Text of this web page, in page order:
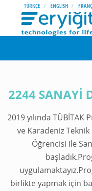
TÜRKÇE ENGLISH
2244 SANAYİ
2019 yılında
ve Karadeniz
Öğrencisi ile
birlikte yapmak için